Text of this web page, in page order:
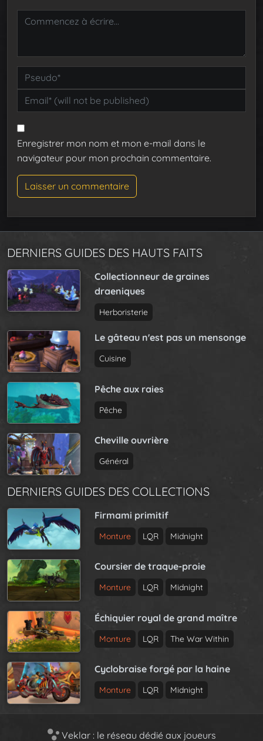
Enregistrer mon nom et mon e-mail dans le
navigateur pour mon prochain commentaire.
DERNIERS GUIDES DES HAUTS FAITS
Collectionneur de graines
draeniques
Herboristerie
Le gâteau n'est pas un mensonge
Cuisine
Pêche aux raies
Pêche
Cheville ouvrière
Général
DERNIERS GUIDES DES COLLECTIONS
Firmami primitif
Monture LQR Midnight
Coursier de traque-proie
Monture LQR Midnight
Échiquier royal de grand maître
Monture LQR The War Within
Cyclobraise forgé par la haine
Monture LQR Midnight
Veklar : le réseau dédié aux joueurs